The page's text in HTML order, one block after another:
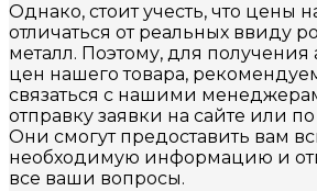
Однако, стоит учесть, что цены
отличаться от реальных ввиду
металл. Поэтому, для получения
цен нашего товара,
связаться с нашими
отправку заявки на сайте или
Они смогут предоставить вам
необходимую информацию и
все ваши вопросы.